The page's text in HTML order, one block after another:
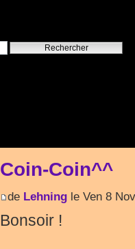
Coin-Coin^^
de Lehningle Ven 8
Bonsoir !